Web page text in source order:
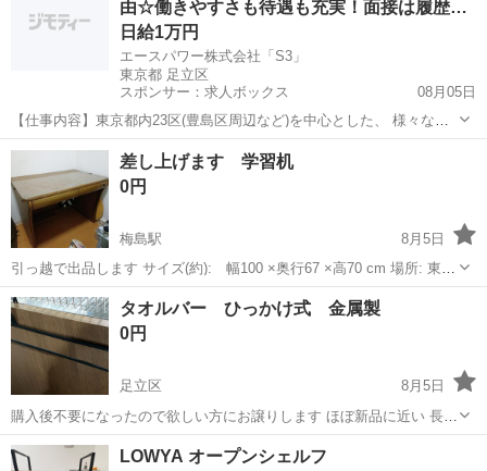
由☆働きやすさも待遇も充実！面接は履歴
書…
日給1万円
エースパワー株式会社「S3」
東京都 足立区
スポンサー：求人ボックス
08月05日
【仕事内容】東京都内23区(豊島区周辺など)を中心とした、 様々なイ
ベント会場や工事現場での「警備・誘導スタッフ」のお仕事です。 <
具体的な仕事内容> イベント会場での来場者様の案内・ルート誘導
や、 付近を通りかかる歩行者や車両の...
アルバイト・パート
差し上げます 学習机
0円
梅島駅
8月5日
引っ越で出品します サイズ(約): 幅100 ×奥行67 ×高70 cm 場所: 東京
都足立区梅島駅近く 宜しくお願い致します。
東京 足立区 梅島駅 オフィス用家具
タオルバー ひっかけ式 金属製
0円
足立区
8月5日
購入後不要になったので欲しい方にお譲りします ほぼ新品に近い 長さ
は大体30cmくらい フックで引っ掛ける部分は大体３cm以内ならひっ
東京 足立区
LOWYA オープンシェルフ